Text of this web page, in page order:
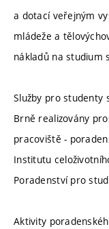
a dotací veřejným
mládeže a
nákladů na studium
Služby pro studenty
Brně realizovány
pracoviště -
Institutu
Poradenství pro
Aktivity